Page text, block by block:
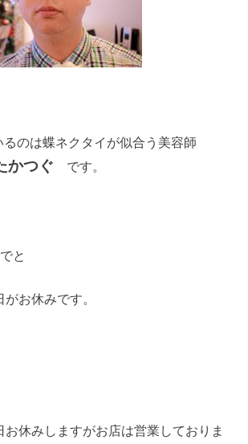
のは蝶ネクタイが似合う美容師
つぐ です。
と
お休みです。
お休みしますがお店は営業しておりま